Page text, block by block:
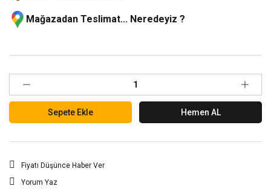
Mağazadan Teslimat... Neredeyiz ?
Sepete Ekle Hemen AL
Fiyatı Düşünce Haber Ver
Yorum Yaz